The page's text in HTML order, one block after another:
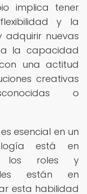
implica tener
y la
adquirir nuevas
la capacidad
una actitud
creativas
o
esencial en un
está en
los roles y
están en
esta habilidad